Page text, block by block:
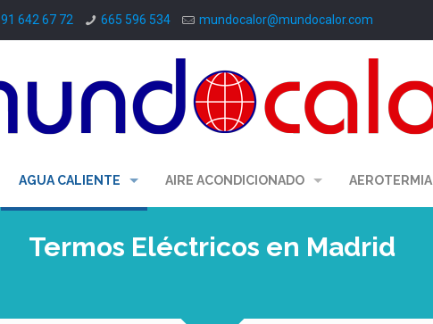
91 642 67 72 665 596 534 mundocalor@mundocalor.com
AGUA CALIENTE AIRE ACONDICIONADO AEROTERMIA
Termos Eléctricos en Madrid